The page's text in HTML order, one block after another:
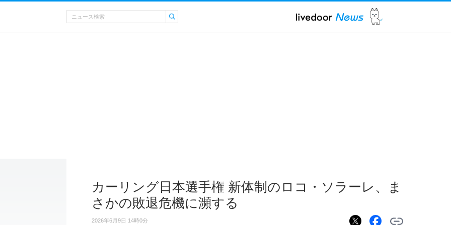
カーリング日本選手権 新体制のロコ・ソラーレ、ま
さかの敗退危機に瀕する
2026年6月9日 14時0分